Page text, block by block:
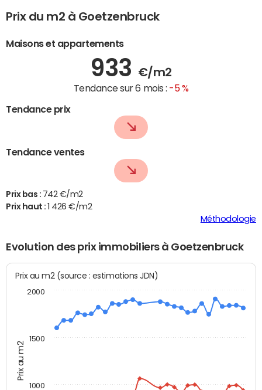
Prix du m2 à Goetzenbruck
Maisons et appartements
933 €/m2
Tendance sur 6 mois : -5 %
Tendance prix
Tendance ventes
Prix bas : 742 €/m2
Prix haut :
1 426 €/m2
Méthodologie
Evolution des prix immobiliers à Goetzenbruck
Prix au m2
Prix au m2 (source : estimations JDN)
1000
1500
2000